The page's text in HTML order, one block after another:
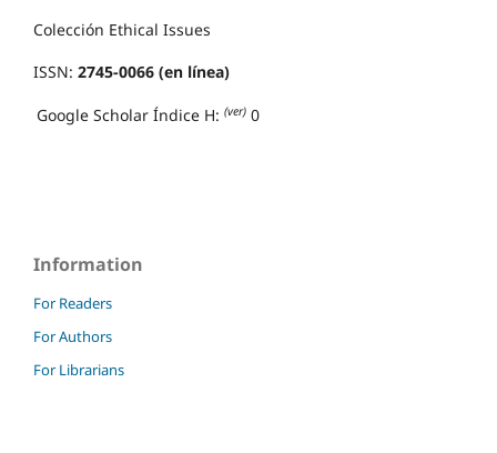
Colección Ethical Issues
ISSN: 2745-0066 (en línea)
Google Scholar Índice H: (ver) 0
Information
For Readers
For Authors
For Librarians